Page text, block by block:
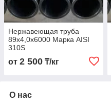
Нержавеющая труба
89х4,0х6000 Марка AISI
310S
от 2 500 ₸/кг
О нас